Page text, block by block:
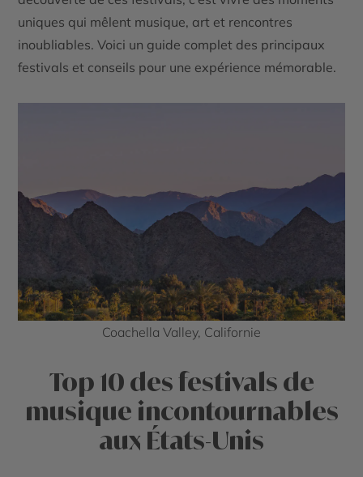
uniques qui mêlent musique, art et rencontres
inoubliables. Voici un guide complet des principaux
festivals et conseils pour une expérience mémorable.
Coachella Valley, Californie
Top 10 des festivals de
musique incontournables
aux États-Unis